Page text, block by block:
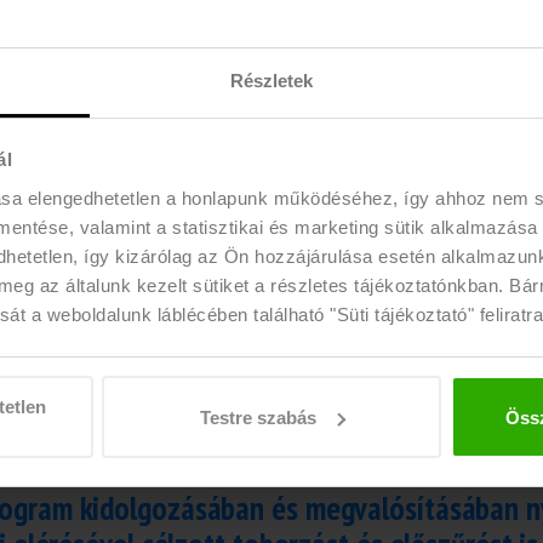
Részletek
elengedhetetlen a honlapunk működéséhez, így ahhoz nem
valamint a statisztikai és marketing sütik
így kizárólag az Ön hozzájárulása esetén
az általunk kezelt sütiket a részletes tájékoztatónkban.
a weboldalunk láblécében található "Süti tájékoztató"
Testre szabás
való
A programban részt vevő
céljuk, hogy bizonyítsanak
leendő munkáltatójuknak.
A cégek
éven át,
tagozatos
kidolgozásában és megvalósításában